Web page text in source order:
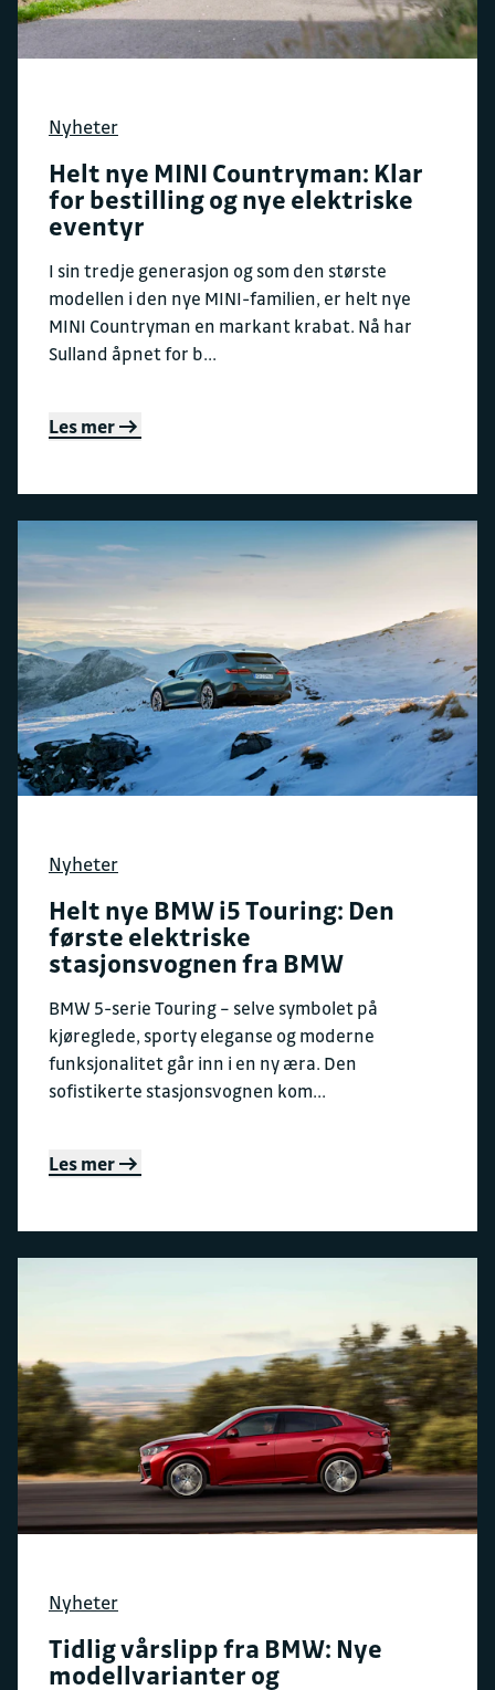
Nyheter
Helt nye MINI Countryman: Klar
for bestilling og nye elektriske
eventyr
I sin tredje generasjon og som den største
modellen i den nye MINI-familien, er helt nye
MINI Countryman en markant krabat. Nå har
Sulland åpnet for b...
Les mer
Nyheter
Helt nye BMW i5 Touring: Den
første elektriske
stasjonsvognen fra BMW
BMW 5-serie Touring – selve symbolet på
kjøreglede, sporty eleganse og moderne
funksjonalitet går inn i en ny æra. Den
sofistikerte stasjonsvognen kom...
Les mer
Nyheter
Tidlig vårslipp fra BMW: Nye
modellvarianter og